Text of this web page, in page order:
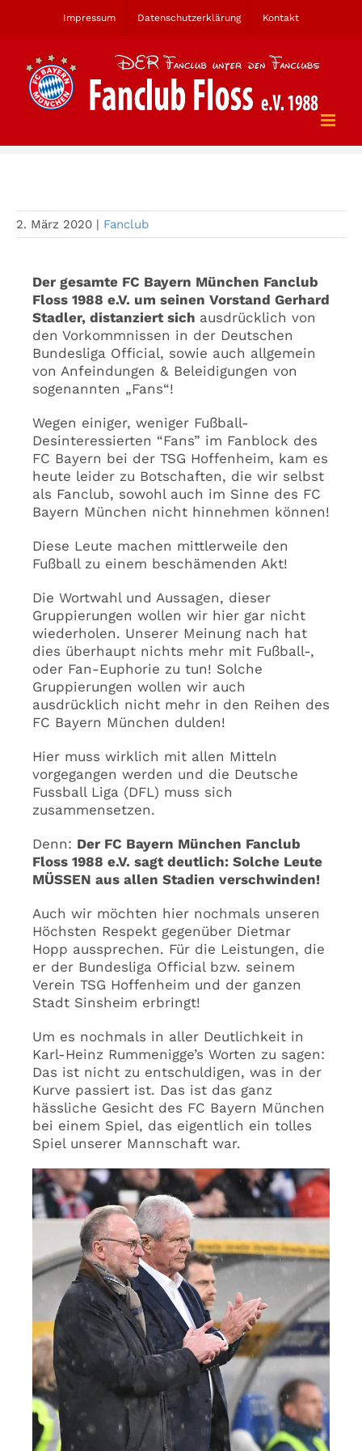
Impressum Datenschutzerklärung Kontakt
2. März 2020 | Fanclub
Der gesamte FC Bayern München Fanclub
Floss 1988 e.V. um seinen Vorstand Gerhard
Stadler, distanziert sich ausdrücklich von
den Vorkommnissen in der Deutschen
Bundesliga Official, sowie auch allgemein
von Anfeindungen & Beleidigungen von
sogenannten „Fans“!
Wegen einiger, weniger Fußball-
Desinteressierten “Fans” im Fanblock des
FC Bayern bei der TSG Hoffenheim, kam es
heute leider zu Botschaften, die wir selbst
als Fanclub, sowohl auch im Sinne des FC
Bayern München nicht hinnehmen können!
Diese Leute machen mittlerweile den
Fußball zu einem beschämenden Akt!
Die Wortwahl und Aussagen, dieser
Gruppierungen wollen wir hier gar nicht
wiederholen. Unserer Meinung nach hat
dies überhaupt nichts mehr mit Fußball-,
oder Fan-Euphorie zu tun! Solche
Gruppierungen wollen wir auch
ausdrücklich nicht mehr in den Reihen des
FC Bayern München dulden!
Hier muss wirklich mit allen Mitteln
vorgegangen werden und die Deutsche
Fussball Liga (DFL) muss sich
zusammensetzen.
Denn: Der FC Bayern München Fanclub
Floss 1988 e.V. sagt deutlich: Solche Leute
MÜSSEN aus allen Stadien verschwinden!
Auch wir möchten hier nochmals unseren
Höchsten Respekt gegenüber Dietmar
Hopp aussprechen. Für die Leistungen, die
er der Bundesliga Official bzw. seinem
Verein TSG Hoffenheim und der ganzen
Stadt Sinsheim erbringt!
Um es nochmals in aller Deutlichkeit in
Karl-Heinz Rummenigge’s Worten zu sagen:
Das ist nicht zu entschuldigen, was in der
Kurve passiert ist. Das ist das ganz
hässliche Gesicht des FC Bayern München
bei einem Spiel, das eigentlich ein tolles
Spiel unserer Mannschaft war.